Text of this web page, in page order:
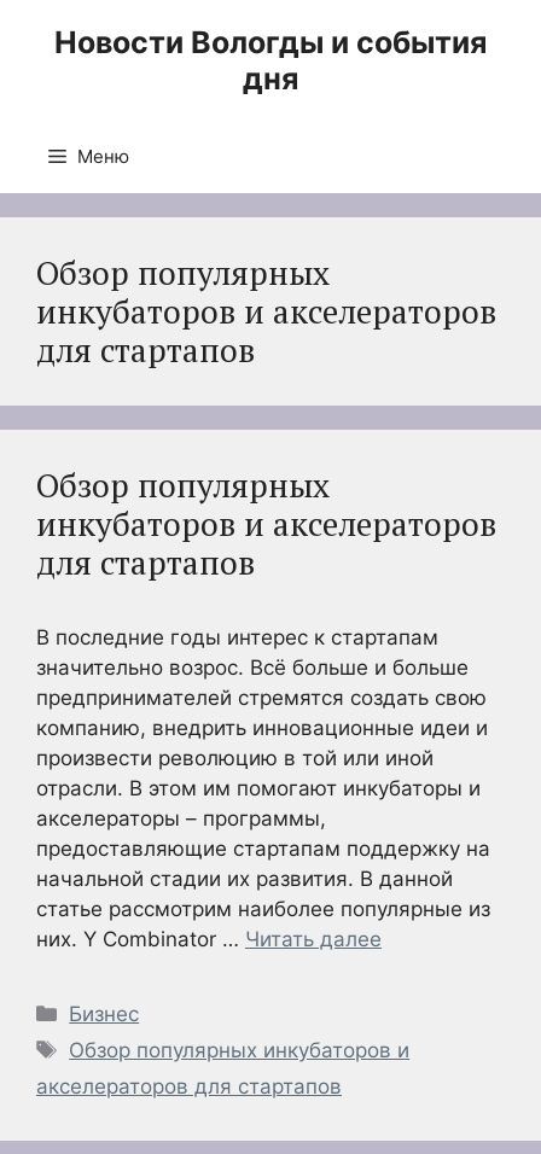
Новости Вологды и события
дня
Меню
Обзор популярных
инкубаторов и акселераторов
для стартапов
Обзор популярных
инкубаторов и акселераторов
для стартапов
В последние годы интерес к стартапам
значительно возрос. Всё больше и больше
предпринимателей стремятся создать свою
компанию, внедрить инновационные идеи и
произвести революцию в той или иной
отрасли. В этом им помогают инкубаторы и
акселераторы – программы,
предоставляющие стартапам поддержку на
начальной стадии их развития. В данной
статье рассмотрим наиболее популярные из
них. Y Combinator … Читать далее
Рубрики
Бизнес
Метки
Обзор популярных инкубаторов и
акселераторов для стартапов